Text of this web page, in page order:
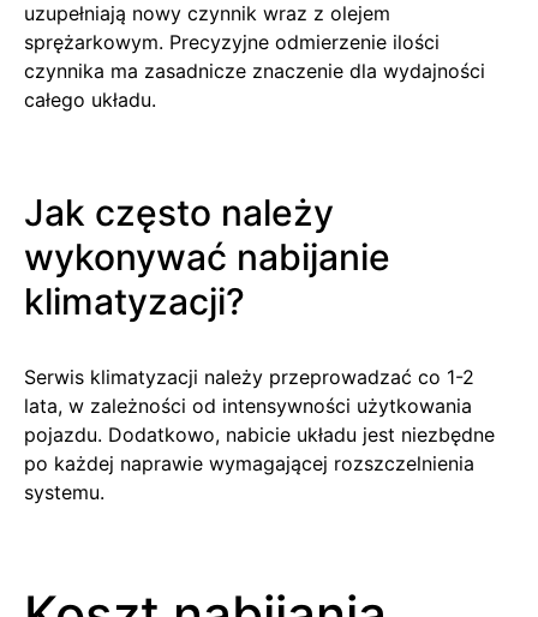
uzupełniają nowy czynnik wraz z olejem
sprężarkowym. Precyzyjne odmierzenie ilości
czynnika ma zasadnicze znaczenie dla wydajności
całego układu.
Jak często należy
wykonywać nabijanie
klimatyzacji?
Serwis klimatyzacji należy przeprowadzać co 1-2
lata, w zależności od intensywności użytkowania
pojazdu. Dodatkowo, nabicie układu jest niezbędne
po każdej naprawie wymagającej rozszczelnienia
systemu.